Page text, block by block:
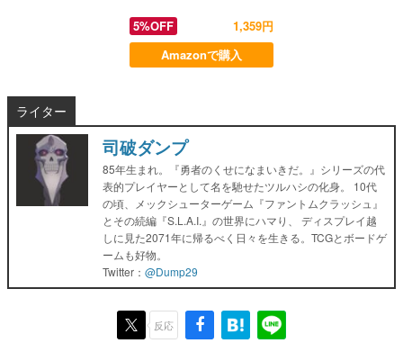
5%OFF
1,359円
Amazonで購入
ライター
司破ダンプ
85年生まれ。『勇者のくせになまいきだ。』シリーズの代
表的プレイヤーとして名を馳せたツルハシの化身。 10代
の頃、メックシューターゲーム『ファントムクラッシュ』
とその続編『S.L.A.I.』の世界にハマり、 ディスプレイ越
しに見た2071年に帰るべく日々を生きる。TCGとボードゲ
ームも好物。
Twitter： @Dump29
反応